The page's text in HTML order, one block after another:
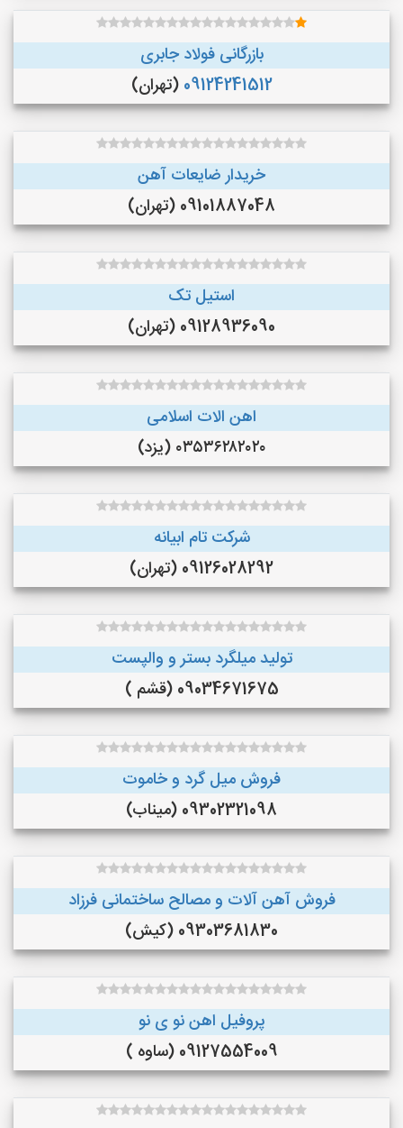
بازرگانی فولاد جابری
09124241512 (تهران)
خریدار ضایعات آهن
09101887048 (تهران)
استیل تک
09128936090 (تهران)
اهن الات اسلامی
۰۳۵۳۶۲۸۲۰۲۰ (یزد)
شرکت تام ابیانه
09126028292 (تهران)
تولید میلگرد بستر و والپست
09034671675 (قشم )
فروش میل گرد و خاموت
09302321098 (میناب)
فروش آهن آلات و مصالح ساختمانی فرزاد
09303681830 (کیش)
پروفیل اهن نو ی نو
09127554009 (ساوه )